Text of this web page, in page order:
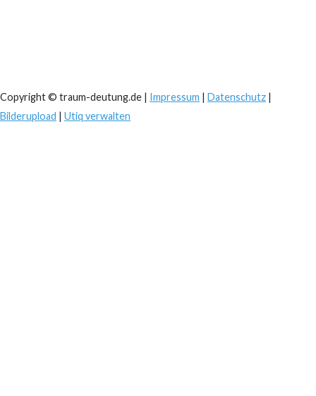
Copyright © traum-deutung.de | Impressum | Datenschutz |
Bilderupload | Utiq verwalten